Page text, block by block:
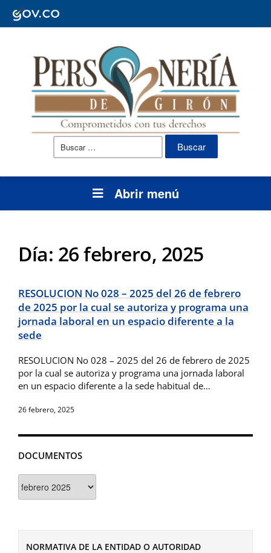
Buscar:
Abrir menú
DOCUMENTOS
NORMATIVA DE LA ENTIDAD O AUTORIDAD
Día: 26 febrero, 2025
RESOLUCION No 028 – 2025 del 26 de febrero
de 2025 por la cual se autoriza y programa una
jornada laboral en un espacio diferente a la
sede
RESOLUCION No 028 – 2025 del 26 de febrero de 2025
por la cual se autoriza y programa una jornada laboral
en un espacio diferente a la sede habitual de…
26 febrero, 2025